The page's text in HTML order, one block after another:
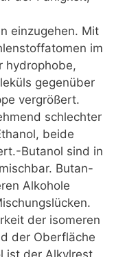
einzugehen. Mit
im
hydrophobe,
gegenüber
vergrößert.
schlechter
beide
Butanol sind in
Butan-
Alkohole
der isomeren
der Oberfläche
ist der Alkylrest